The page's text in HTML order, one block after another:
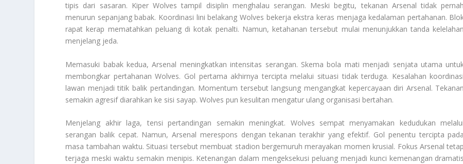
tipis dari sasaran. Kiper Wolves tampil disiplin menghalau serangan. Meski begitu, tekanan Arsenal tidak pernah
menurun sepanjang babak. Koordinasi lini belakang Wolves bekerja ekstra keras menjaga kedalaman pertahanan.
rapat kerap mematahkan peluang di kotak penalti. Namun, ketahanan tersebut mulai menunjukkan tanda kelelahan
menjelang jeda.
Memasuki babak kedua, Arsenal meningkatkan intensitas serangan. Skema bola mati menjadi senjata utama
membongkar pertahanan Wolves. Gol pertama akhirnya tercipta melalui situasi tidak terduga. Kesalahan koordinasi
lawan menjadi titik balik pertandingan. Momentum tersebut langsung mengangkat kepercayaan diri Arsenal. Tekanan
semakin agresif diarahkan ke sisi sayap. Wolves pun kesulitan mengatur ulang organisasi bertahan.
Menjelang akhir laga, tensi pertandingan semakin meningkat. Wolves sempat menyamakan kedudukan melalui
serangan balik cepat. Namun, Arsenal merespons dengan tekanan terakhir yang efektif. Gol penentu tercipta pada
masa tambahan waktu. Situasi tersebut membuat stadion bergemuruh merayakan momen krusial. Fokus Arsenal tetap
terjaga meski waktu semakin menipis. Ketenangan dalam mengeksekusi peluang menjadi kunci kemenangan dramatis